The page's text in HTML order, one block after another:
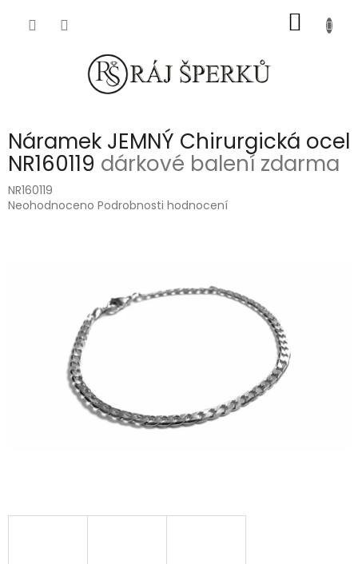
KOŠÍK
Náramek JEMNÝ Chirurgická ocel
NR160119 dárkové balení zdarma
NR160119
Průměrné
Neohodnoceno Podrobnosti hodnocení